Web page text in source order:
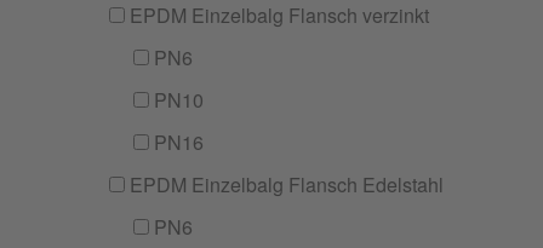
EPDM Einzelbalg Flansch verzinkt
PN6
PN10
PN16
EPDM Einzelbalg Flansch Edelstahl
PN6